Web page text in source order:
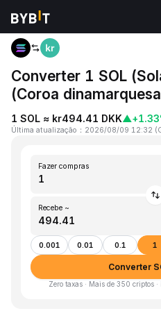
Página inicial
Converter 1 SOL
(Coroa
1 SOL ≈ kr494.41 DKK▲
Última atualização ： 2026/08/09 12:32 (
Fazer compras
Recebe ~
0.001 0.01 0.1 1
Converter
Zero taxas · Mais de 350 criptos